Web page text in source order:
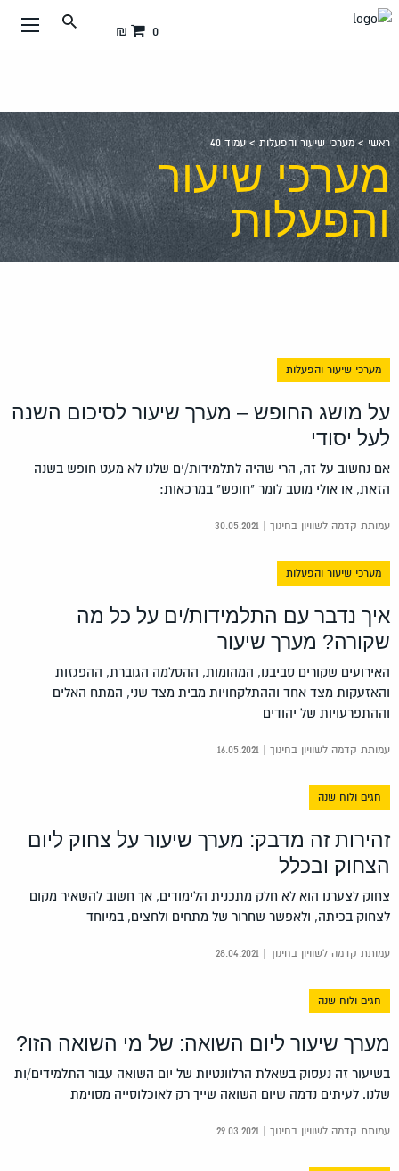
עבור
0 ₪
ראשי >מערכי שיעור והפעלות>עמוד 40
מערכי שיעור
והפעלות
מערכי שיעור והפעלות
על מושג החופש – מערך שיעור לסיכום השנה
לעל יסודי
אם נחשוב על זה, הרי שהיה לתלמידות/ים שלנו לא מעט חופש בשנה
הזאת, או אולי מוטב לומר "חופש" במרכאות:
עמותת קדמה לשוויון בחינוך | 30.05.2021
מערכי שיעור והפעלות
איך נדבר עם התלמידות/ים על כל מה
שקורה? מערך שיעור
האירועים שקורים סביבנו, המהומות, ההסלמה הגוברת, ההפגזות
והאזעקות מצד אחד וההתלקחויות מבית מצד שני, המתח האלים
וההתפרעויות של יהודים
עמותת קדמה לשוויון בחינוך | 16.05.2021
חגים ולוח שנה
זהירות זה מדבק: מערך שיעור על צחוק ליום
הצחוק ובכלל
צחוק לצערנו הוא לא חלק מתכנית הלימודים, אך חשוב להשאיר מקום
לצחוק בכיתה, ולאפשר שחרור של מתחים ולחצים, במיוחד
עמותת קדמה לשוויון בחינוך | 28.04.2021
חגים ולוח שנה
מערך שיעור ליום השואה: של מי השואה הזו?
בשיעור זה נעסוק בשאלת הרלוונטיות של יום השואה עבור התלמידים/ות
שלנו. לעיתים נדמה שיום השואה שייך רק לאוכלוסייה מסוימת
עמותת קדמה לשוויון בחינוך | 29.03.2021